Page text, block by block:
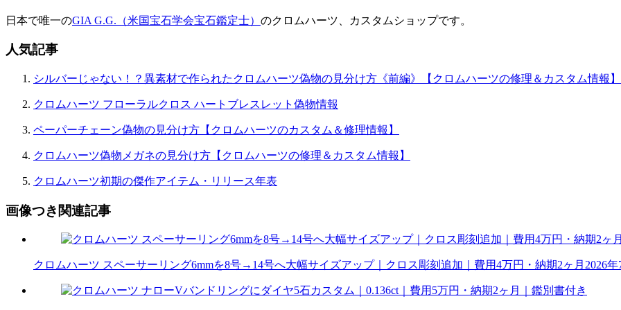
日本で唯一のGIA G.G.（米国宝石学会宝石鑑定士） のクロムハーツ、カスタムショップです。
人気記事
シルバーじゃない！？異素材で作られたクロムハーツ偽物の見分け方《前編》【クロムハーツの修理＆カスタム情報】
クロムハーツ フローラルクロス ハートブレスレット偽物情報
ペーパーチェーン偽物の見分け方【クロムハーツのカスタム＆修理情報】
クロムハーツ偽物メガネの見分け方【クロムハーツの修理＆カスタム情報】
クロムハーツ初期の傑作アイテム・リリース年表
画像つき関連記事
クロムハーツ スペーサーリング6mmを8号→14号へ大幅サイズアップ｜クロス彫刻追加｜費用4万円・納期2ヶ月 2026年